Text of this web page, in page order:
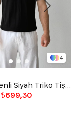
4
Çizgi Desenli Siyah Triko Tişört
₺699,30